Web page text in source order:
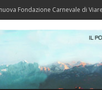
Carnevale di Viareggio